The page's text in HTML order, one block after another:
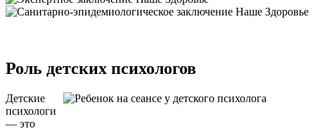
Роль детских психологов
Детские
психологи
— это